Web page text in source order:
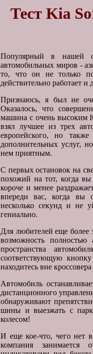
Тест Kia
Популярный в нашей
автомобильных миров -
то, что он не только
действительно работает
Признаюсь, я был не
Оказалось, что
машина с очень высоким
взял лучшее из трех
европейского, но
дополнительных услуг,
нем приятным.
С первых остановок на
похожий на тот, когда
короче и менее
впереди вас, когда вы
несколько секунд и не
гениально.
Для любителей еще более
возможность
пространства
соответствующую
находитесь вне
Автомобиль
дистанционного
обнаруживают
шины и выезжать с
колесом!
И еще кое-что, чего нет
компания занимается